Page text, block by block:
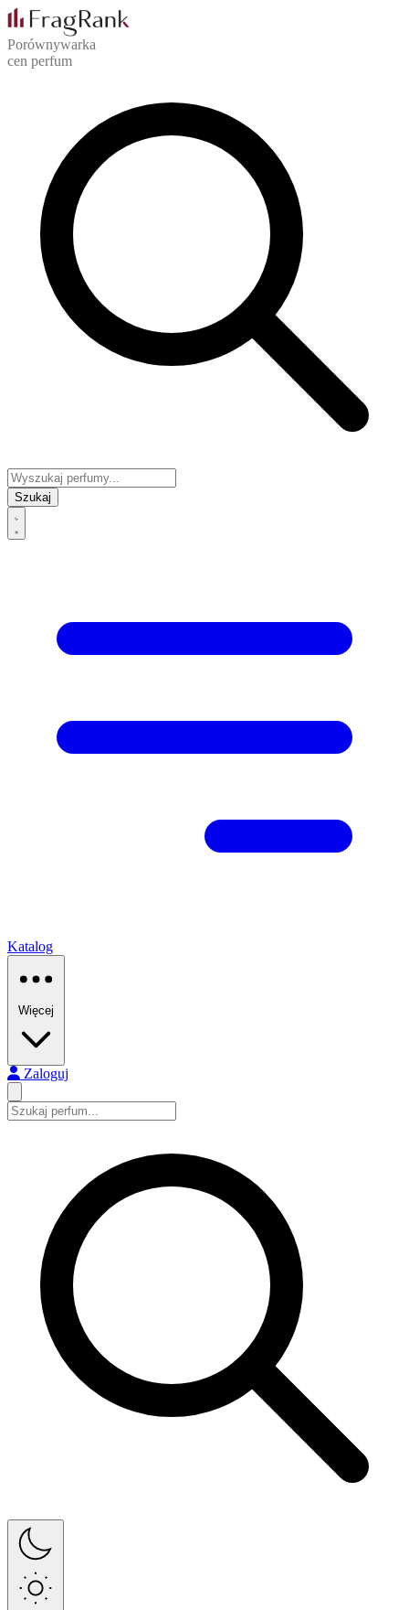
Porównywarka
cen perfum
Szukaj
Katalog
Więcej
Zaloguj